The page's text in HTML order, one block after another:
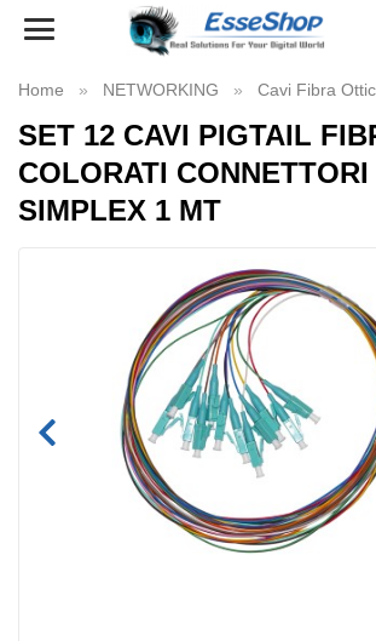
Toggle
Home NETWORKING Cavi Fibra
SET 12 CAVI PIGTAIL
COLORATI
SIMPLEX 1 MT